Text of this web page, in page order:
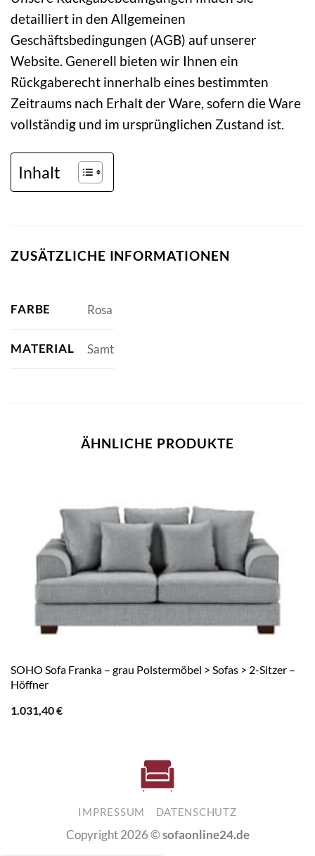
detailliert in den Allgemeinen
Geschäftsbedingungen (AGB) auf unserer
Website. Generell bieten wir Ihnen ein
Rückgaberecht innerhalb eines bestimmten
Zeitraums nach Erhalt der Ware, sofern die Ware
vollständig und im ursprünglichen Zustand ist.
Inhalt
ZUSÄTZLICHE INFORMATIONEN
FARBE Rosa
MATERIAL Samt
ÄHNLICHE PRODUKTE
SOHO Sofa Franka – grau Polstermöbel > Sofas > 2-Sitzer –
Höffner
1.031,40€
IMPRESSUM DATENSCHUTZ
Copyright 2026 ©sofaonline24.de